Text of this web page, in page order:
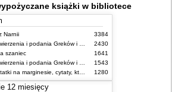
książki w bibliotece
Narnii
3384
2430
szaniec
1641
1543
1280
12 miesięcy